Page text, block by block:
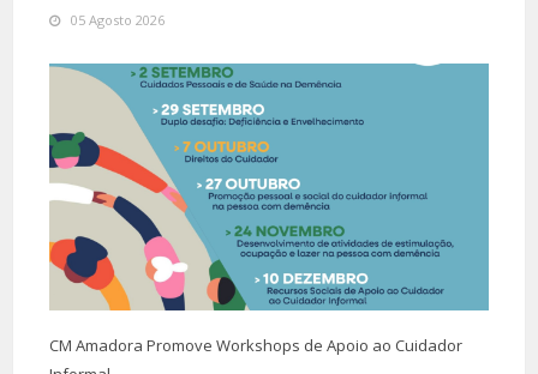
05 Agosto 2026
CM Amadora Promove Workshops de Apoio ao Cuidador